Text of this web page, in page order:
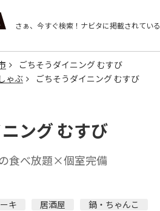
さぁ、今すぐ検索！ ナビタに掲載されている
ごちそうダイニング むすび
ゃぶ ごちそうダイニング むすび
ング むすび
食べ放題×個室完備
キ 居酒屋 鍋・ちゃんこ